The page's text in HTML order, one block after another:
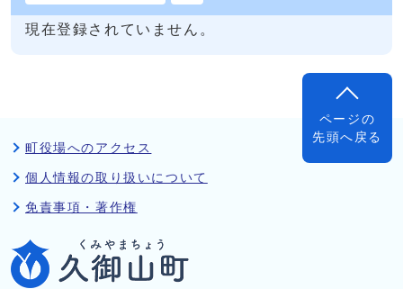
現在登録されていません。
ページの
先頭へ戻る
町役場へのアクセス
個人情報の取り扱いについて
免責事項・著作権